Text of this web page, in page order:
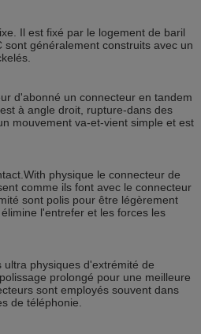
Il est fixé par le logement de baril
généralement construits avec un
d'abonné un connecteur en tandem
à angle droit, rupture-dans des
mouvement va-et-vient simple et est
physique le connecteur de
comme ils font avec le connecteur
sont polis pour être légèrement
l'entrefer et les forces les
physiques d'extrémité de
prolongé pour une meilleure
sont employés souvent dans
de téléphonie.